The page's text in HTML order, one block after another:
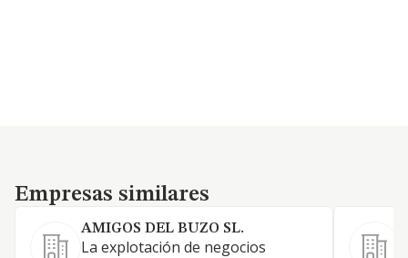
Empresas similares
Empresas similares
AMIGOS DEL BUZO SL.
La explotación de negocios